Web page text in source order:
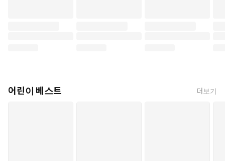
어린이 베스트 더보기